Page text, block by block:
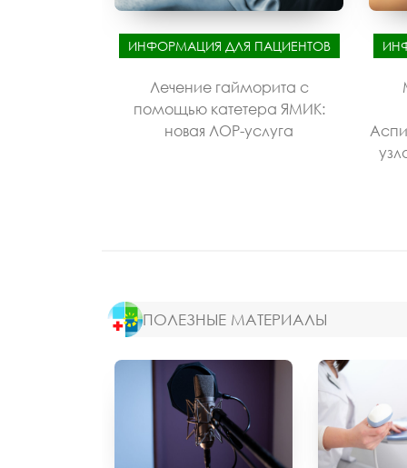
ИНФОРМАЦИЯ ДЛЯ ПАЦИЕНТОВ
Лечение гайморита с
помощью катетера ЯМИК:
новая ЛОР-услуга
ПОЛЕЗНЫЕ МАТЕРИАЛЫ